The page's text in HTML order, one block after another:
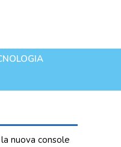
nuova console